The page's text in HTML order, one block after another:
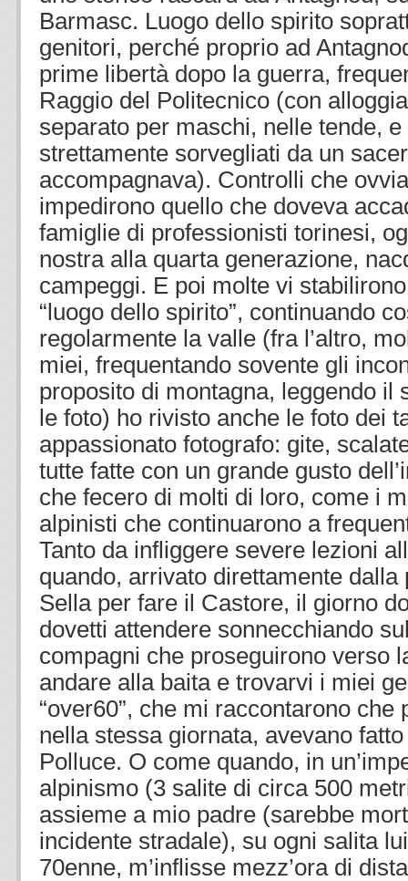
Barmasc. Luogo dello spirito
genitori, perché proprio ad
prime libertà dopo la guerra,
Raggio del Politecnico (con
separato per maschi, nelle tende,
strettamente sorvegliati da un
accompagnava). Controlli che
impedirono quello che doveva
famiglie di professionisti torinesi,
nostra alla quarta generazione,
campeggi. E poi molte vi
“luogo dello spirito”, continuando
regolarmente la valle (fra l’altro,
miei, frequentando sovente gli
proposito di montagna, leggendo il
le foto) ho rivisto anche le foto dei
appassionato fotografo: gite,
tutte fatte con un grande gusto
che fecero di molti di loro, come i
alpinisti che continuarono a
Tanto da infliggere severe lezioni
quando, arrivato direttamente dalla
Sella per fare il Castore, il giorno
dovetti attendere sonnecchiando
compagni che proseguirono verso
andare alla baita e trovarvi i miei
“over60”, che mi raccontarono che
nella stessa giornata, avevano
Polluce. O come quando, in
alpinismo (3 salite di circa 500
assieme a mio padre (sarebbe
incidente stradale), su ogni salita
70enne, m’inflisse mezz’ora di